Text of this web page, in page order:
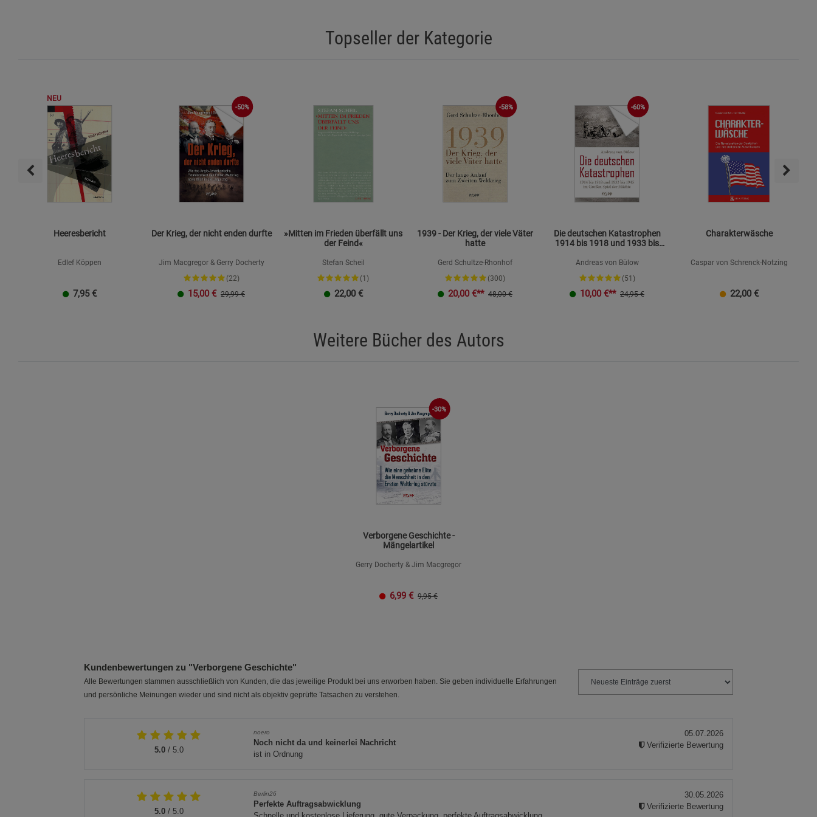
Topseller der Kategorie
NEU
Heeresbericht
Edlef Köppen
7,95 €
-50%
Der Krieg, der nicht enden durfte
Jim Macgregor & Gerry Docherty
(22)
15,00 € 29,99 €
»Mitten im Frieden überfällt uns
der Feind«
Stefan Scheil
(1)
22,00 €
-58%
1939 - Der Krieg, der viele Väter
hatte
Gerd Schultze-Rhonhof
(300)
20,00 €** 48,00 €
-60%
Die deutschen Katastrophen
1914 bis 1918 und 1933 bis
Andreas von Bülow
(51)
10,00 €** 24,95 €
Charakterwäsche
Caspar von Schrenck-Notzing
22,00 €
Weitere Bücher des Autors
-30%
Verborgene Geschichte -
Mängelartikel
Gerry Docherty & Jim Macgregor
6,99 € 9,95 €
Kundenbewertungen zu "Verborgene Geschichte"
Alle Bewertungen stammen ausschließlich von Kunden, die das jeweilige Produkt bei uns erworben haben. Sie geben individuelle Erfahrungen
und persönliche Meinungen wieder und sind nicht als objektiv geprüfte Tatsachen zu verstehen.
5.0/ 5.0
noero
Noch nicht da und keinerlei Nachricht
ist in Ordnung
05.07.2026
Verifizierte Bewertung
5.0/ 5.0
Berlin26
Perfekte Auftragsabwicklung
30.05.2026
Verifizierte Bewertung
Beschreibung Statistik Cookies
Beschreibung Marketing Cookies
Cookie-Informationen anzeigen
Datenschutzerklärung